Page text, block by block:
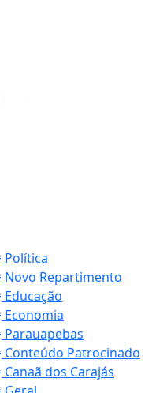
Política
Novo Repartimento
Educação
Economia
Parauapebas
Conteúdo Patrocinado
Canaã dos Carajás